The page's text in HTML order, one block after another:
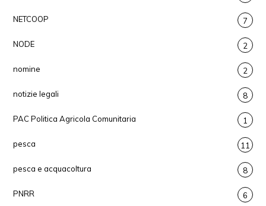
NETCOOP 7
NODE 2
nomine 2
notizie legali 8
PAC Politica Agricola Comunitaria 1
pesca 11
pesca e acquacoltura 8
PNRR 6